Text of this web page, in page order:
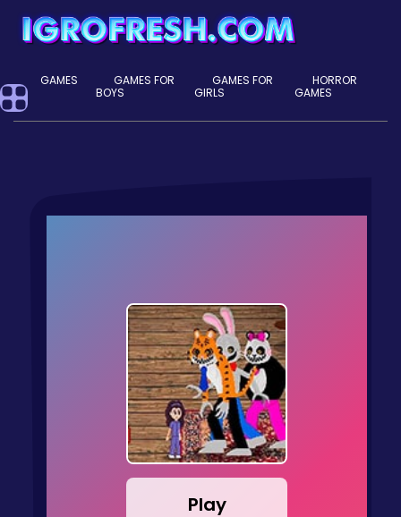
GAMES
GAMES FOR
BOYS
GAMES FOR
GIRLS
HORROR
GAMES
Play